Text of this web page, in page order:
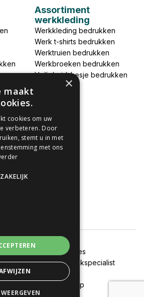
Assortiment
werkkleding
Werkkleding bedrukken
Werk t-shirts bedrukken
Werktruien bedrukken
Werkbroeken bedrukken
Veiligheidshesje bedrukken
Cookies
FixJeSticker|Spandoekspecialist
prijzen zijn inclusief btw
- 2026 Textieldrukshop
×
maakt
cookies om uw
verbeteren. Door
stemt u in met
met ons